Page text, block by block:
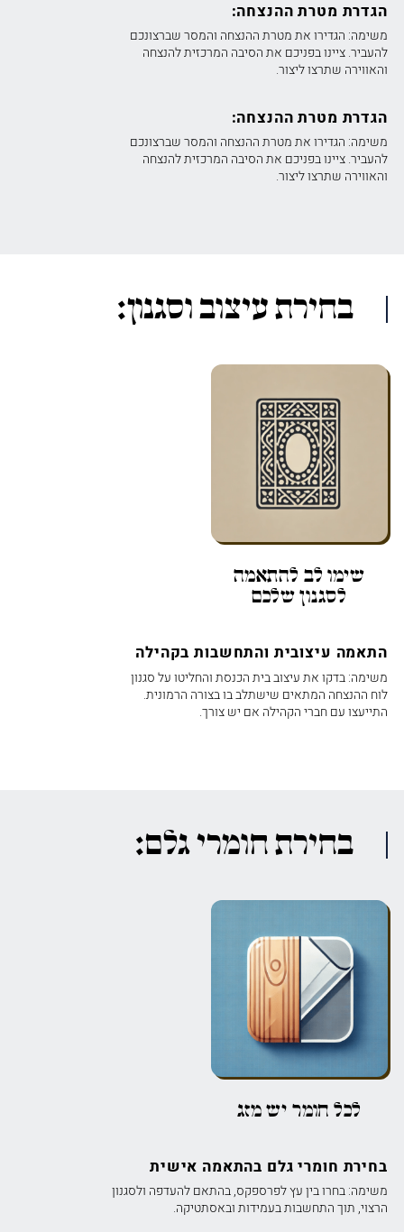
הגדרת מטרת ההנצחה:
משימה: הגדירו את מטרת ההנצחה והמסר שברצונכם
להעביר. ציינו בפניכם את הסיבה המרכזית להנצחה
והאווירה שתרצו ליצור.
הגדרת מטרת ההנצחה:
משימה: הגדירו את מטרת ההנצחה והמסר שברצונכם
להעביר. ציינו בפניכם את הסיבה המרכזית להנצחה
והאווירה שתרצו ליצור.
בחירת עיצוב וסגנון:
שימו לב להתאמה
לסגנון שלכם
התאמה עיצובית והתחשבות בקהילה
משימה: בדקו את עיצוב בית הכנסת והחליטו על סגנון
לוח ההנצחה המתאים שישתלב בו בצורה הרמונית.
התייעצו עם חברי הקהילה אם יש צורך.
בחירת חומרי גלם:
לכל חומר יש מזג
בחירת חומרי גלם בהתאמה אישית
משימה: בחרו בין עץ לפרספקס, בהתאם להעדפה ולסגנון
הרצוי, תוך התחשבות בעמידות ובאסתטיקה.